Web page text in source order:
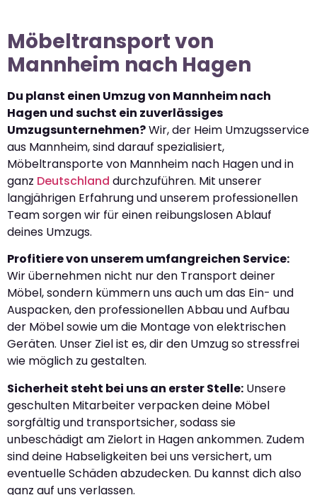
Möbeltransport von
Mannheim nach Hagen
Du planst einen Umzug von Mannheim nach
Hagen und suchst ein zuverlässiges
Umzugsunternehmen?Wir, der Heim Umzugsservice
aus Mannheim, sind darauf spezialisiert,
Möbeltransporte von Mannheim nach Hagen und in
ganz Deutschland durchzuführen. Mit unserer
langjährigen Erfahrung und unserem professionellen
Team sorgen wir für einen reibungslosen Ablauf
deines Umzugs.
Profitiere von unserem umfangreichen Service:
Wir übernehmen nicht nur den Transport deiner
Möbel, sondern kümmern uns auch um das Ein- und
Auspacken, den professionellen Abbau und Aufbau
der Möbel sowie um die Montage von elektrischen
Geräten. Unser Ziel ist es, dir den Umzug so stressfrei
wie möglich zu gestalten.
Sicherheit steht bei uns an erster Stelle: Unsere
geschulten Mitarbeiter verpacken deine Möbel
sorgfältig und transportsicher, sodass sie
unbeschädigt am Zielort in Hagen ankommen. Zudem
sind deine Habseligkeiten bei uns versichert, um
eventuelle Schäden abzudecken. Du kannst dich also
ganz auf uns verlassen.